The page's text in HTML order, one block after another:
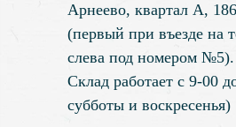
Арнеево, квартал А,
(первый при въезде на
слева под номером №5).
Склад работает с 9-00
субботы и воскресенья)